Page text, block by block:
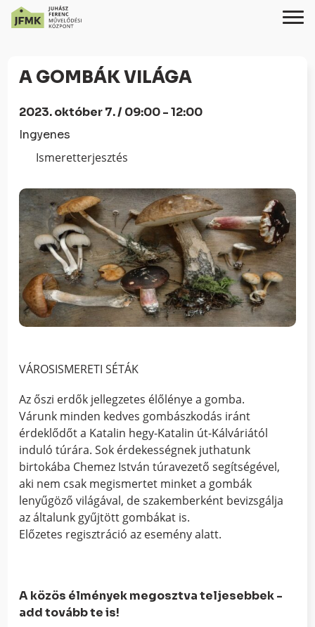
Content
navigációhozA GOMBÁK VILÁGA
2023. október 7. / 09:00 - 12:00
Ingyenes
Ismeretterjesztés
VÁROSISMERETI SÉTÁK
Az őszi erdők jellegzetes élőlénye a gomba.
Várunk minden kedves gombászkodás iránt
érdeklődőt a Katalin hegy-Katalin út-Kálváriától
induló túrára. Sok érdekességnek juthatunk
birtokába Chemez István túravezető segítségével,
aki nem csak megismertet minket a gombák
lenyűgöző világával, de szakemberként bevizsgálja
az általunk gyűjtött gombákat is.
Előzetes regisztráció az esemény alatt.
A közös élmények megosztva teljesebbek -
add tovább te is!